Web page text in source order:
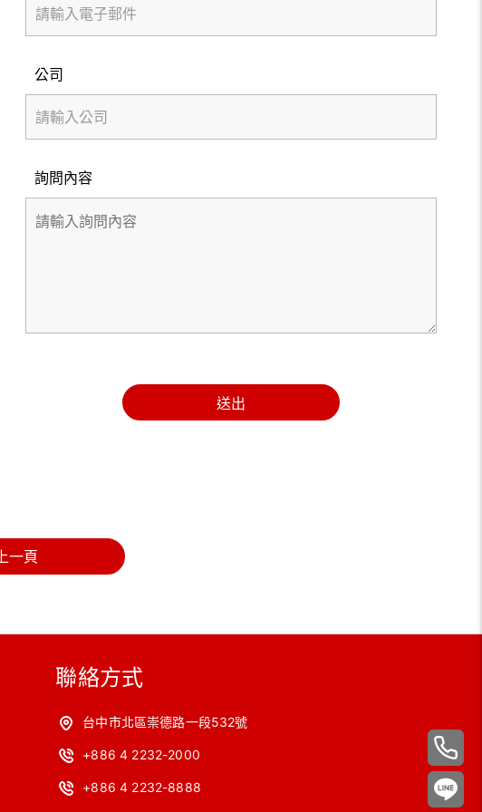
公司
詢問內容
送出
上一頁
聯絡方式
台中市北區崇德路一段532號
+886 4 2232-2000
+886 4 2232-8888